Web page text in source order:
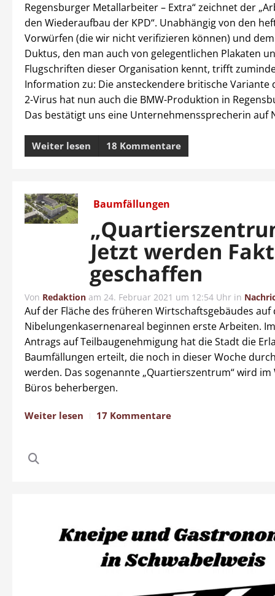
Regensburger Metallarbeiter – Extra“ zeichnet der
den Wiederaufbau der KPD“. Unabhängig von den
Vorwürfen (die wir nicht verifizieren können) und
Duktus, den man auch von gelegentlichen Plakaten
Flugschriften dieser Organisation kennt, trifft
Information zu: Die ansteckendere britische Variante
2-Virus hat nun auch die BMW-Produktion in
Das bestätigt uns eine Unternehmenssprecherin auf
Weiter lesen 18 Kommentare
Baumfällungen
Jetzt werden
geschaffen
Von Redaktion am 24. Februar 2021 um 12:54 Uhr in
Auf der Fläche des früheren Wirtschaftsgebäudes auf
Nibelungenkasernenareal beginnen erste Arbeiten.
Antrags auf Teilbaugenehmigung hat die Stadt die
Baumfällungen erteilt, die noch in dieser Woche
werden. Das sogenannte „Quartierszentrum“ wird im
Büros beherbergen.
Weiter lesen 17 Kommentare